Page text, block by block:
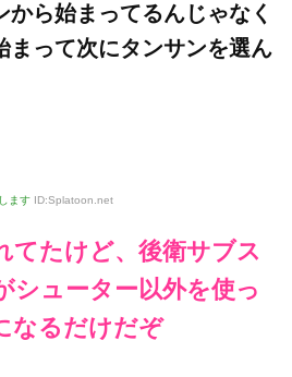
ら始まってるんじゃなく
まって次にタンサンを選ん
ます ID:Splatoon.net
てたけど、後衛サブス
シューター以外を使っ
なるだけだぞ